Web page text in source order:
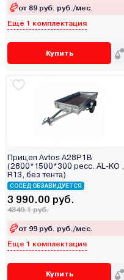
от 89 руб. руб./мес.
Еще 1 комплектация
Купить
Прицеп Avtos A28P1B
(2800*1500*300 ресс. AL-KO ,
R13, без тента)
СОСЕД ОБЗАВИДУЕТСЯ
3 990.00 руб.
4349.1 руб.
от 99 руб. руб./мес.
Еще 1 комплектация
Купить